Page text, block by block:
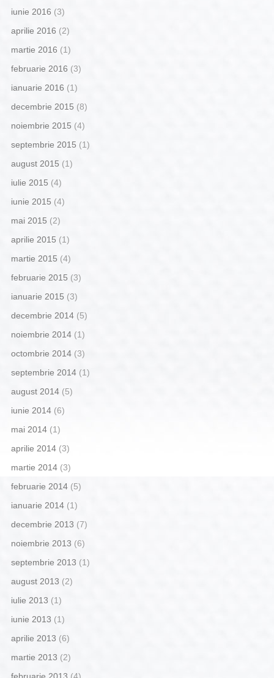
iunie 2016 (3)
aprilie 2016 (2)
martie 2016 (1)
februarie 2016 (3)
ianuarie 2016 (1)
decembrie 2015 (8)
noiembrie 2015 (4)
septembrie 2015 (1)
august 2015 (1)
iulie 2015 (4)
iunie 2015 (4)
mai 2015 (2)
aprilie 2015 (1)
martie 2015 (4)
februarie 2015 (3)
ianuarie 2015 (3)
decembrie 2014(5)
noiembrie 2014(1)
octombrie 2014(3)
septembrie 2014(1)
august 2014(5)
iunie 2014(6)
mai 2014(1)
aprilie 2014(3)
martie 2014(3)
februarie 2014(5)
ianuarie 2014(1)
decembrie 2013 (7)
noiembrie 2013 (6)
septembrie 2013 (1)
august 2013 (2)
iulie 2013 (1)
iunie 2013 (1)
aprilie 2013 (6)
martie 2013 (2)
februarie 2013 (4)